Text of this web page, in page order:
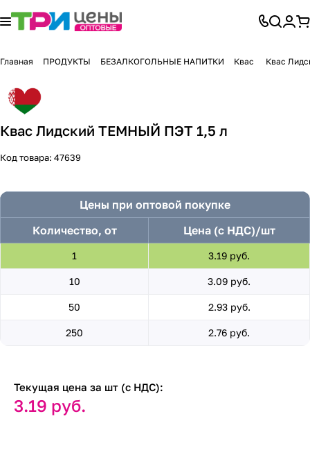
Главная ПРОДУКТЫ БЕЗАЛКОГОЛЬНЫЕ НАПИТКИ Квас Квас
Квас Лидский ТЕМНЫЙ ПЭТ 1,5 л
Код товара: 47639
Цены при оптовой покупке
Количество, от
Цена (с НДС)/шт
1 3.19 руб.
10 3.09 руб.
50 2.93 руб.
250 2.76 руб.
Текущая цена за шт (с НДС):
3.19 руб.